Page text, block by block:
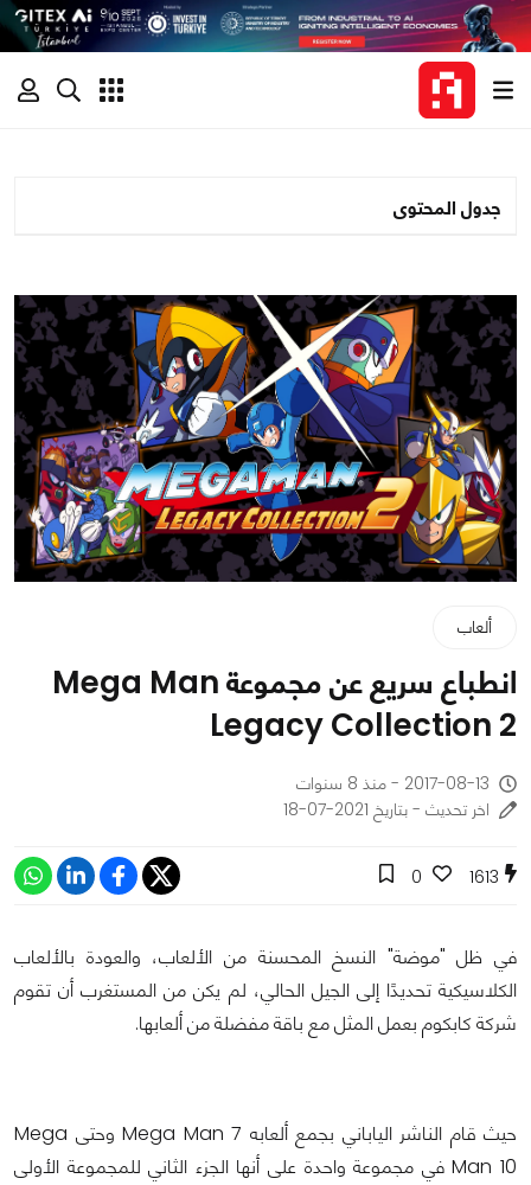
جدول المحتوى
ألعاب
انطباع سريع عن مجموعة Mega Man
Legacy Collection 2
2017-08-13 - منذ 8 سنوات
اخر تحديث - بتاريخ 2021-07-18
1613
0
في ظل "موضة" النسخ المحسنة من الألعاب، والعودة بالألعاب
الكلاسيكية تحديدًا إلى الجيل الحالي، لم يكن من المستغرب أن تقوم
شركة كابكوم بعمل المثل مع باقة مفضلة من ألعابها.
حيث قام الناشر الياباني بجمع ألعابه Mega Man 7 وحتى Mega
Man 10 في مجموعة واحدة على أنها الجزء الثاني للمجموعة الأولى